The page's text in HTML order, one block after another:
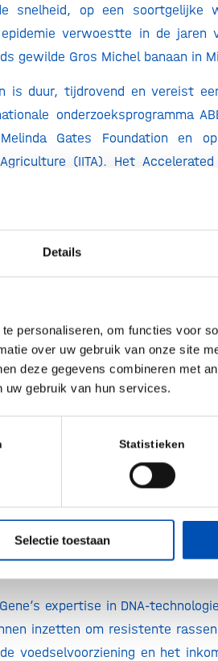
Details
personaliseren, om functies voor
over uw gebruik van onze site
deze gegevens combineren met
gebruik van hun services.
Statistieken
Selectie toestaan
snelheid, op een soortgelijke
epidemie verwoestte in de jaren
gewilde Gros Michel banaan in
is duur, tijdrovend en vereist
onderzoeksprogramma
Gates Foundation en
(IITA). Het
op het verbeteren van
in de Oost Afrikaanse
voor de ontwikkeling van
en gewasbescherming.
en onderzoeksfaciliteiten bij
samen op het gebied van
zal beginnen met het
bananenveredelaars
die resistent zijn tegen TR4.
selecteren waarvan een
Hiermee wordt de
verbeterd.
identificeren die de
expertise in DNA-
inzetten om resistente
voedselvoorziening en het